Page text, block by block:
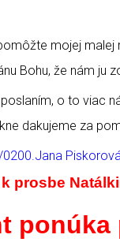
mojej
Bohu, že nám ju
o to viac
dakujeme za
prosbe
ponúka